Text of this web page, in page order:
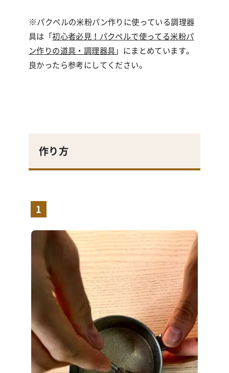
※パクペルの米粉パン作りに使っている調理器
具は「初心者必見！パクペルで使ってる米粉パ
ン作りの道具・調理器具 」にまとめています。
良かったら参考にしてください。
作り方
1